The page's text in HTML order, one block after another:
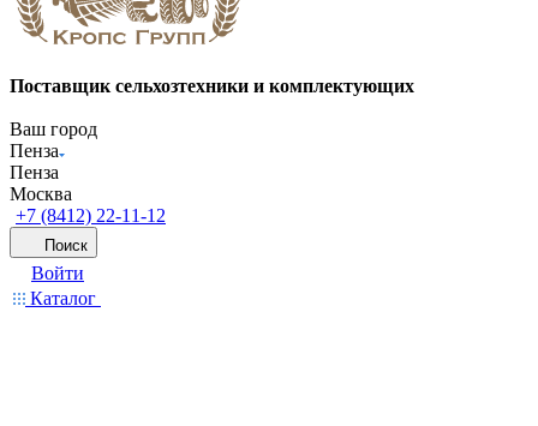
Поставщик сельхозтехники и комплектующих
Ваш город
Пенза
Пенза
Москва
+7 (8412) 22-11-12
Поиск
Войти
Каталог